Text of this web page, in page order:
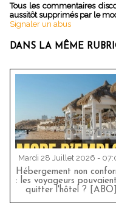
Tous les commentaires
aussitôt supprimés par le
Signaler un abus
DANS LA MÊME
Mardi 28 Juillet 2026 -
Hébergement non
: les voyageurs
quitter l'hôtel ? [ABO]